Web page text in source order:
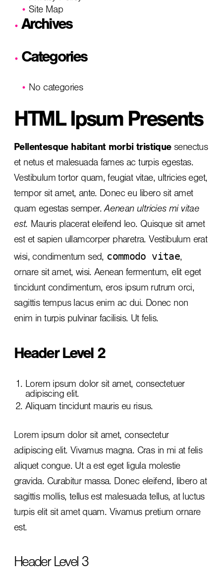
Site Map
Archives
Categories
No categories
HTML Ipsum Presents
Pellentesque habitant morbi tristiquesenectus
et netus et malesuada fames ac turpis egestas.
Vestibulum tortor quam, feugiat vitae, ultricies eget,
tempor sit amet, ante. Donec eu libero sit amet
quam egestas semper.Aenean ultricies mi vitae
est. Mauris placerat eleifend leo. Quisque sit amet
est et sapien ullamcorper pharetra. Vestibulum erat
wisi, condimentum sed, commodo vitae,
ornare sit amet, wisi. Aenean fermentum, elit eget
tincidunt condimentum, eros ipsum rutrum orci,
sagittis tempus lacus enim ac dui. Donec non
enim in turpis pulvinar facilisis. Ut felis.
Header Level 2
Lorem ipsum dolor sit amet, consectetuer
adipiscing elit.
Aliquam tincidunt mauris eu risus.
Lorem ipsum dolor sit amet, consectetur
adipiscing elit. Vivamus magna. Cras in mi at felis
aliquet congue. Ut a est eget ligula molestie
gravida. Curabitur massa. Donec eleifend, libero at
sagittis mollis, tellus est malesuada tellus, at luctus
turpis elit sit amet quam. Vivamus pretium ornare
est.
Header Level 3